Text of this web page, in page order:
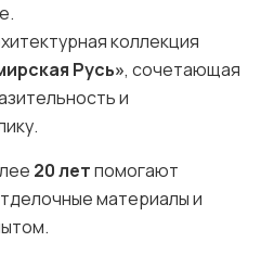
коллекция
Русь», сочетающая
и
20 летпомогают
материалы и